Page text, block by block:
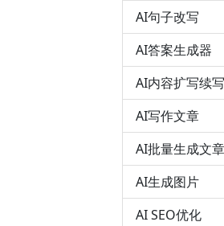
AI句子改写
AI答案生成器
AI内容扩写续写
AI写作文章
AI批量生成文章
AI生成图片
AI SEO优化